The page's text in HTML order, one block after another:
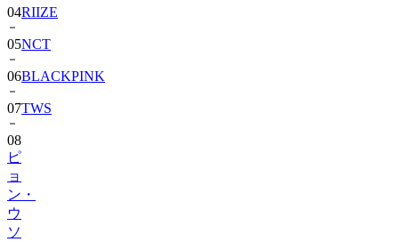
04RIIZE
05NCT
06BLACKPINK
07TWS
08
ピ
ョ
ン・
ウ
ソ